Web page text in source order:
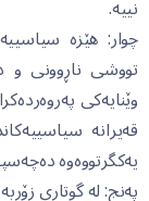
نییە.
چوار: هێزە
تووشی ناڕوونی و
وێنایەکی
قەیرانە
یەکگرتووەوە
پەنج: له گوتاری